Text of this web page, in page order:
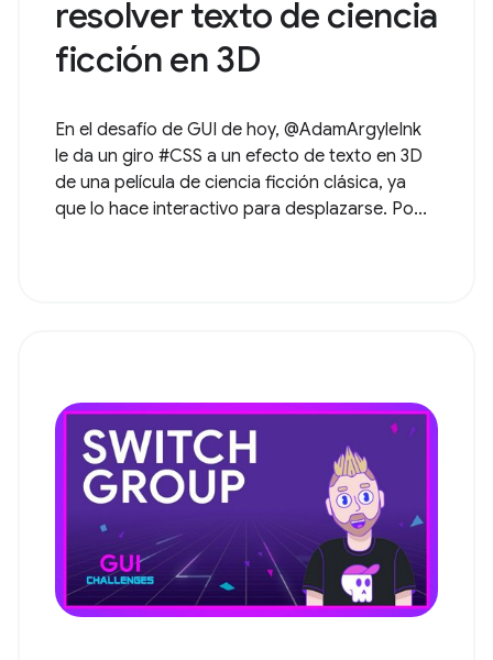
resolver texto de ciencia
ficción en 3D
En el desafío de GUI de hoy, @AdamArgyleInk
le da un giro #CSS a un efecto de texto en 3D
de una película de ciencia ficción clásica, ya
que lo hace interactivo para desplazarse. Po...